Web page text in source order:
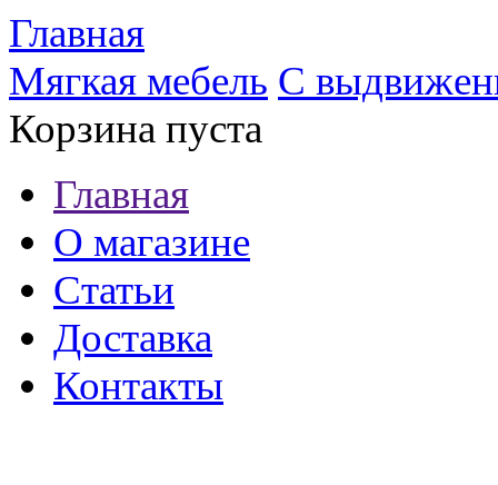
Главная
Мягкая мебель С
Корзина пуста
Главная
О магазине
Статьи
Доставка
Контакты